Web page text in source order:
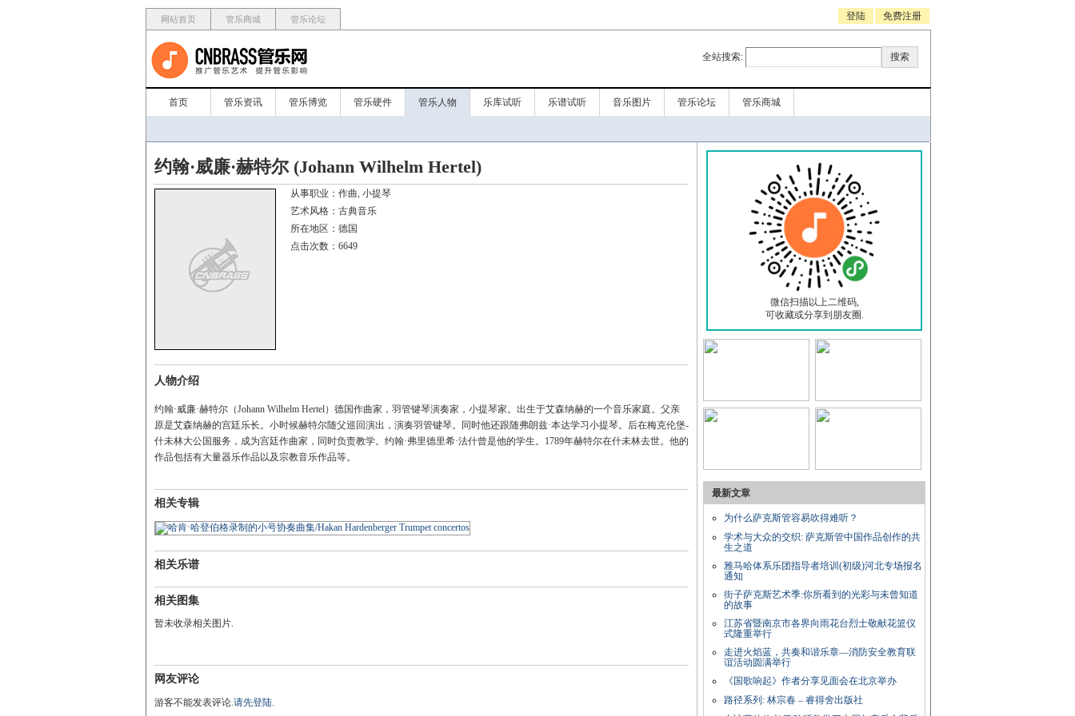
网站首页 管乐商城 管乐论坛 登陆 免费注册
全站搜索:
首页 管乐资讯 管乐博览 管乐硬件 管乐人物 乐库试听 乐谱试听 音乐图片 管乐论坛 管乐商城
约翰·威廉·赫特尔 (Johann Wilhelm Hertel)
从事职业：
艺术风格：
所在地区：
点击次数：6649
人物介绍
约翰·威廉·赫特尔（Johann Wilhelm Hertel）德国作曲家，羽管键琴演奏家，小提琴家。出生于艾森纳赫的一个音乐家庭。父亲
原是艾森纳赫的宫廷乐长。小时候赫特尔随父巡回演出，演奏羽管键琴。同时他还跟随弗朗兹·本达学习小提琴。后在梅克伦堡-
什未林大公国服务，成为宫廷作曲家，同时负责教学。约翰·弗里德里希·法什曾是他的学生。1789年赫特尔在什未林去世。他的
作品包括有大量器乐作品以及宗教音乐作品等。
相关专辑
相关乐谱
相关图集
暂未收录相关图片.
网友评论
游客不能发表评论.请先登陆.
微信扫描以上二维码,
可收藏或分享到朋友圈.
最新文章
为什么萨克斯管容易吹得难听？
学术与大众的交织: 萨克斯管中国作品创作的共
生之道
雅马哈体系乐团指导者培训(初级)河北专场报名
通知
街子萨克斯艺术季:你所看到的光彩与未曾知道
的故事
江苏省暨南京市各界向雨花台烈士敬献花篮仪
式隆重举行
走进火焰蓝，共奏和谐乐章—消防安全教育联
谊活动圆满举行
《国歌响起》作者分享见面会在北京举办
路径系列: 林宗春 – 睿得舍出版社